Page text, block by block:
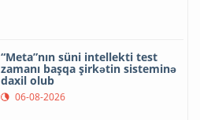
“Meta”nın süni intellekti test
zamanı başqa şirkətin sisteminə
daxil olub
06-08-2026